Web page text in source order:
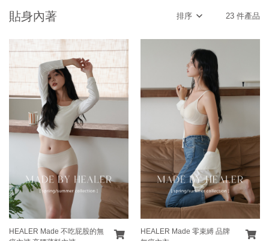
貼身內著 排序 23 件產品
HEALER Made 不吃屁股的無
HEALER Made 零束縛 品牌